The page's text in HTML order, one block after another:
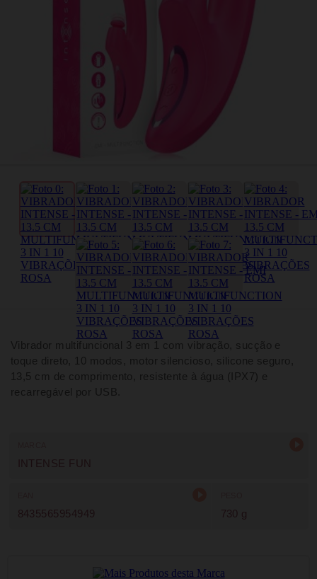
Vibrador multifuncional 3 em 1 com vibração, sucção e
toque direto, 10 modos, motor silencioso, silicone seguro,
13,5 cm de comprimento, resistente à água (IPX7) e
recarregável por USB.
INTENSE FUN
8435565954949 730 g